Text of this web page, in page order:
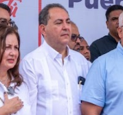
Juramentan a
DIGEIG y Liga
Tribunal Superior
JCE flexibiliza